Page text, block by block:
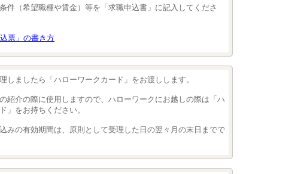
件（希望職種や賃金）等を「求職申込書」に記入してくださ
込票」の書き方
しましたら「ハローワークカード」をお渡しします。
紹介の際に使用しますので、ハローワークにお越しの際は「ハ
」をお持ちください。
みの有効期間は、原則として受理した日の翌々月の末日までで